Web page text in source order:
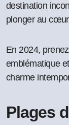
destination
plonger au cœur
En 2024,
emblématique
charme
Plages